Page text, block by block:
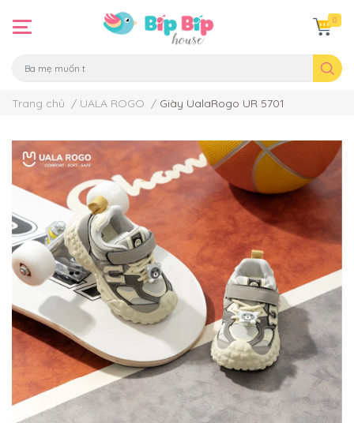
0
Trang chủ / UALA ROGO / Giày UalaRogo UR 5701